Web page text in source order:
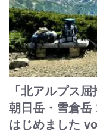
「北アルプス
朝日岳・雪倉岳
はじめました